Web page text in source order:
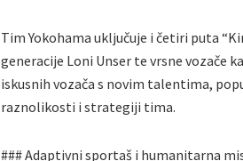
Tim Yokohama uključuje i četiri puta
generacije Loni Unser te vrsne vozače
iskusnih vozača s novim talentima,
raznolikosti i strategiji tima.
### Adaptivni sportaš i humanitarna